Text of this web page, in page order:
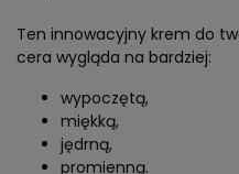
Ten innowacyjny krem do
cera wygląda na bardziej:
wypoczętą,
miękką,
jędrną,
promienną.